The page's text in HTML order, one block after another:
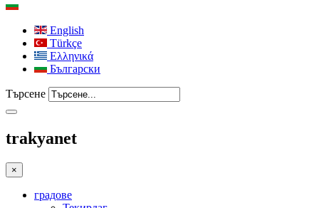
English
Türkçe
Ελληνικά
Български
Търсене
trakyanet
×
градове